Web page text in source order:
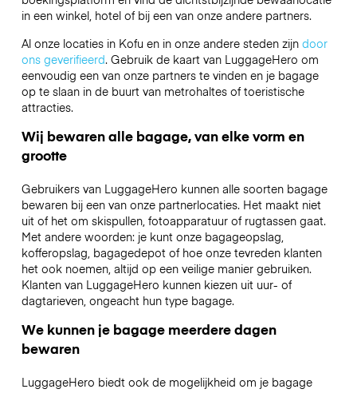
in een winkel, hotel of bij een van onze andere partners.
Al onze locaties in Kofu en in onze andere steden zijn door
ons geverifieerd. Gebruik de kaart van LuggageHero om
eenvoudig een van onze partners te vinden en je bagage
op te slaan in de buurt van metrohaltes of toeristische
attracties.
Wij bewaren alle bagage, van elke vorm en
grootte
Gebruikers van LuggageHero kunnen alle soorten bagage
bewaren bij een van onze partnerlocaties. Het maakt niet
uit of het om skispullen, fotoapparatuur of rugtassen gaat.
Met andere woorden: je kunt onze bagageopslag,
kofferopslag, bagagedepot of hoe onze tevreden klanten
het ook noemen, altijd op een veilige manier gebruiken.
Klanten van LuggageHero kunnen kiezen uit uur- of
dagtarieven, ongeacht hun type bagage.
We kunnen je bagage meerdere dagen
bewaren
LuggageHero biedt ook de mogelijkheid om je bagage